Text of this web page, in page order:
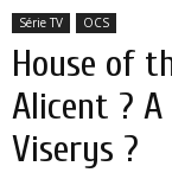
Série TV OCS
House of
Alicent ? A
Viserys ?